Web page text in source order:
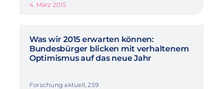
4. März 2015
Was wir 2015 erwarten können:
Bundesbürger blicken mit verhaltenem
Optimismus auf das neue Jahr
Forschung aktuell, 259